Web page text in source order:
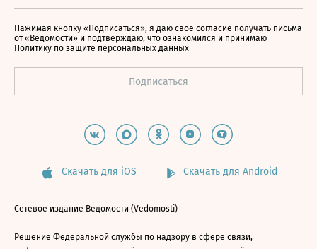
Нажимая кнопку «Подписаться», я даю свое согласие получать письма
от «Ведомости» и подтверждаю, что ознакомился и принимаю
Политику по защите персональных данных
Скачать для iOS Скачать для Android
Сетевое издание Ведомости (Vedomosti)
Решение Федеральной службы по надзору в сфере связи,